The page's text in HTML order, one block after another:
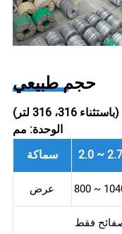
حجم طبيعي
لفائف مدرفلة على الساخن - أوستنيتي (باستثناء 316، 316 لتر)
الوحدة: مم
سماكة
2.0 ~ 2.7
عرض 800 ~